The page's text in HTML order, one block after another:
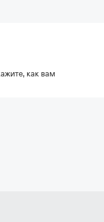
как вам